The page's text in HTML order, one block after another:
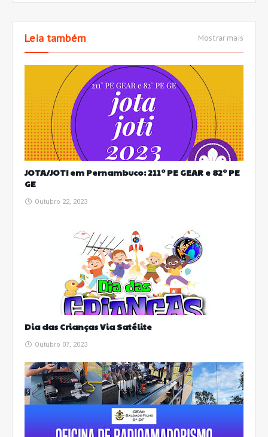
Leia também Mostrar mais
JOTA/JOTI em Pernambuco: 211° PE GEAR e 82° PE
GE
Outubro 22, 2023
Dia das Crianças Via Satélite
Outubro 07, 2023